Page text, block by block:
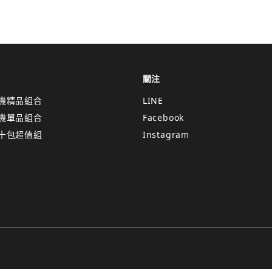
精品組合
單品組合
包超值組
關注
LINE
Facebook
Instagram